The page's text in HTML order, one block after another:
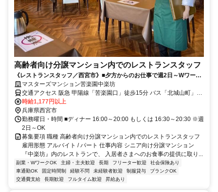
高齢者向け分譲マンション内でのレストランスタッフ
《レストランスタッフ／西宮市》■夕方からのお仕事で週2日～Wワーク
OK！■学生さん活躍中！
マスターズマンション苦楽園中楽坊
交通アクセス 阪急 甲陽線「苦楽園口」徒歩15分 バス「北城山町」徒
歩4分
時給1,177円以上
兵庫県西宮市
勤務曜日・時間 ■ディナー 16:00～20:00 もしくは 16:30～20:30 ※週
2日～OK
募集要項 職種 高齢者向け分譲マンション内でのレストランスタッフ
雇用形態 アルバイト / パート 仕事内容 シニア向け分譲マンション
『中楽坊』内のレストランで、 入居者さまへのお食事の提供に取り...
副業・WワークOK 主婦・主夫歓迎 長期 フリーター歓迎
社会保険あり
車通勤OK
固定時間制 経験不問 未経験者歓迎 制服貸与
ブランクOK
交通費支給
長期歓迎 フルタイム歓迎 昇給あり